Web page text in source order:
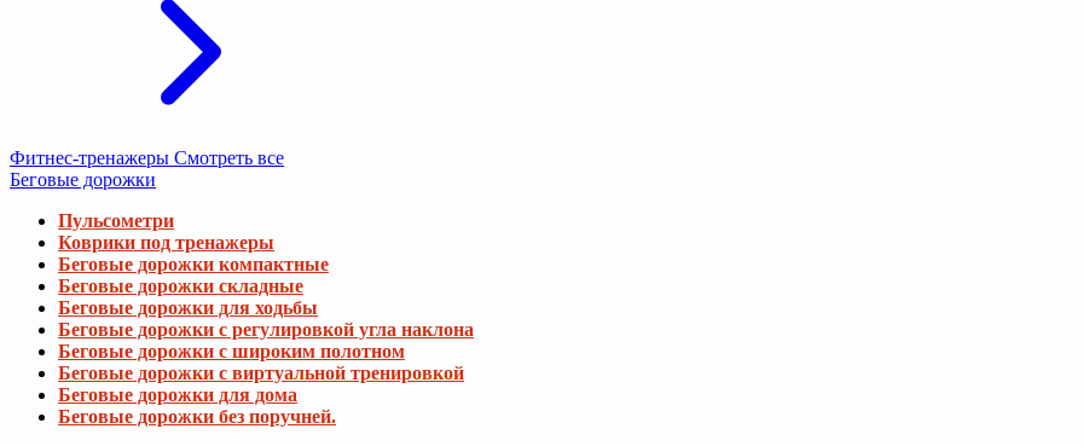
Фитнес-тренажеры Смотреть все
Беговые дорожки
Пульсометри
Коврики под тренажеры
Беговые дорожки компактные
Беговые дорожки складные
Беговые дорожки для ходьбы
Беговые дорожки с регулировкой угла наклона
Беговые дорожки с широким полотном
Беговые дорожки с виртуальной тренировкой
Беговые дорожки для дома
Беговые дорожки без поручней.